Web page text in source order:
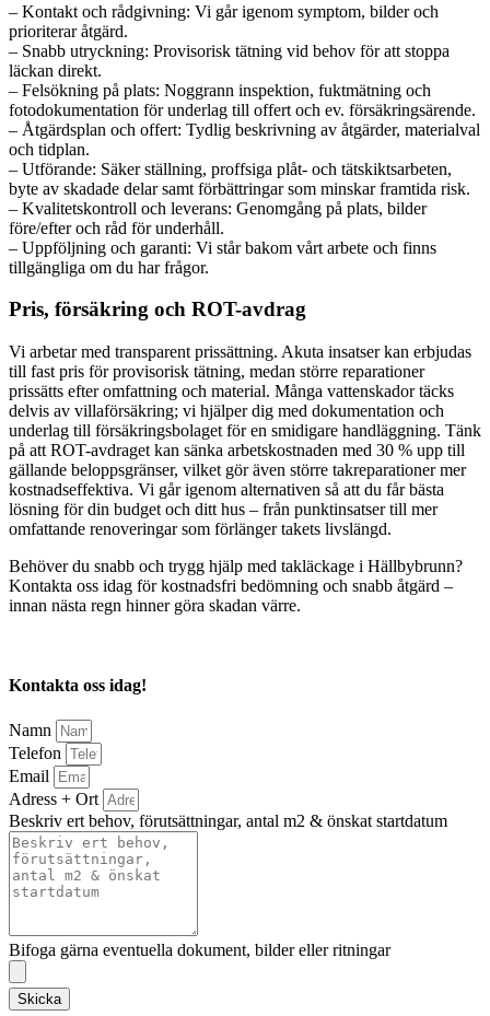
– Kontakt och rådgivning: Vi går igenom symptom, bilder och
prioriterar åtgärd.
– Snabb utryckning: Provisorisk tätning vid behov för att stoppa
läckan direkt.
– Felsökning på plats: Noggrann inspektion, fuktmätning och
fotodokumentation för underlag till offert och ev. försäkringsärende.
– Åtgärdsplan och offert: Tydlig beskrivning av åtgärder, materialval
och tidplan.
– Utförande: Säker ställning, proffsiga plåt- och tätskiktsarbeten,
byte av skadade delar samt förbättringar som minskar framtida risk.
– Kvalitetskontroll och leverans: Genomgång på plats, bilder
före/efter och råd för underhåll.
– Uppföljning och garanti: Vi står bakom vårt arbete och finns
tillgängliga om du har frågor.
Pris, försäkring och ROT-avdrag
Vi arbetar med transparent prissättning. Akuta insatser kan erbjudas
till fast pris för provisorisk tätning, medan större reparationer
prissätts efter omfattning och material. Många vattenskador täcks
delvis av villaförsäkring; vi hjälper dig med dokumentation och
underlag till försäkringsbolaget för en smidigare handläggning. Tänk
på att ROT-avdraget kan sänka arbetskostnaden med 30 % upp till
gällande beloppsgränser, vilket gör även större takreparationer mer
kostnadseffektiva. Vi går igenom alternativen så att du får bästa
lösning för din budget och ditt hus – från punktinsatser till mer
omfattande renoveringar som förlänger takets livslängd.
Behöver du snabb och trygg hjälp med takläckage i Hällbybrunn?
Kontakta oss idag för kostnadsfri bedömning och snabb åtgärd –
innan nästa regn hinner göra skadan värre.
Kontakta oss idag!
Namn
Telefon
Email
Adress + Ort
Beskriv ert behov, förutsättningar, antal m2 & önskat startdatum
Bifoga gärna eventuella dokument, bilder eller ritningar
Skicka